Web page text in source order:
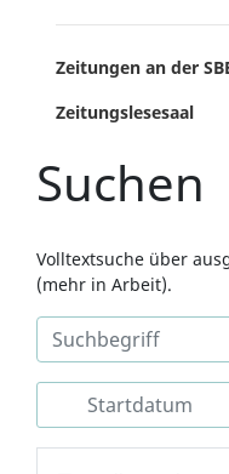
Zeitungen an der
Zeitungslesesaal
Suchen
Volltextsuche über
(mehr in Arbeit).